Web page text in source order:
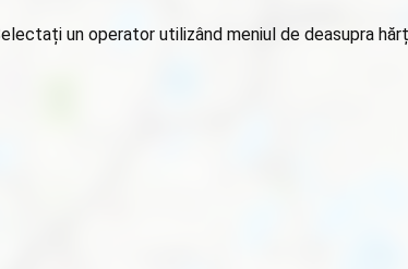
un operator utilizând meniul de deasupra